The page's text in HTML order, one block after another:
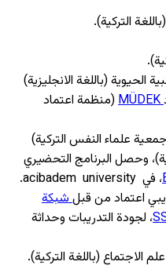
التركية).
الحيوية (باللغة الانجليزية)
MÜDEK(منظمة اعتماد
علماء النفس التركية)
وحصل البرنامج التحضيري
، في acibadem university.
شبكة
، لجودة التدريبات وحداثة
الاجتماع (باللغة التركية).